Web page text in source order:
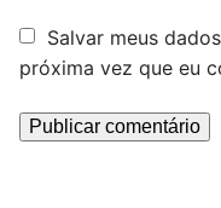
Salvar meus
próxima vez que eu